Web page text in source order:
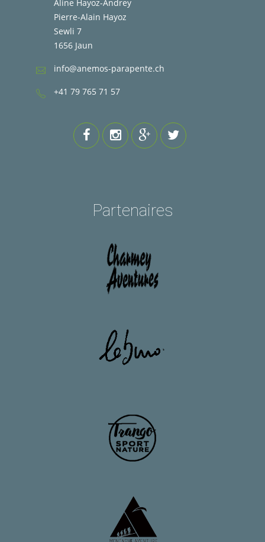
Aline Hayoz-Andrey
Pierre-Alain Hayoz
Sewli 7
1656 Jaun
info@anemos-parapente.ch
+41 79 765 71 57
Partenaires